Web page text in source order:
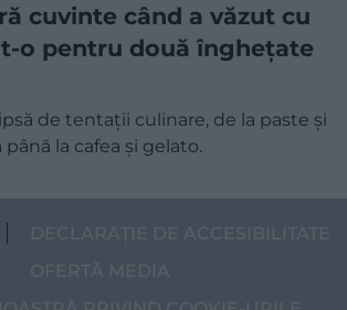
cuvinte când a văzut cu
o pentru două înghețate
de tentații culinare, de la paste și
la cafea și gelato.